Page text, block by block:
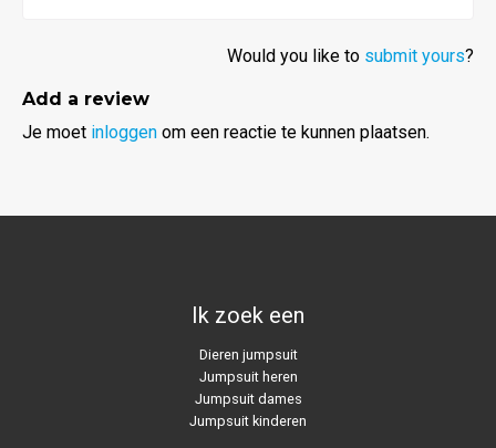
Would you like to submit yours?
Add a review
Je moet inloggen om een reactie te kunnen plaatsen.
Ik zoek een
Dieren jumpsuit
Jumpsuit heren
Jumpsuit dames
Jumpsuit kinderen